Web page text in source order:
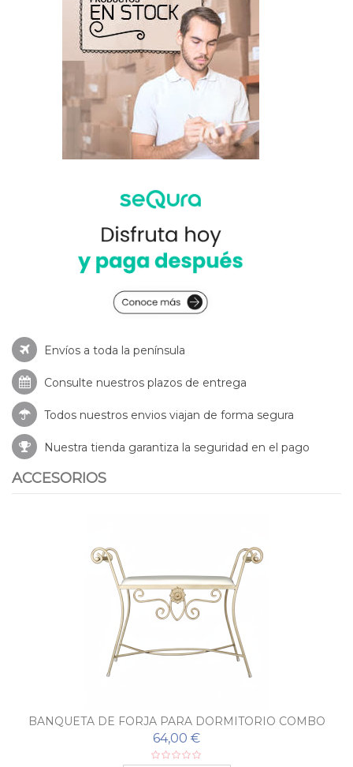
Envíos a toda la península
Consulte nuestros plazos de entrega
Todos nuestros envios viajan de forma segura
Nuestra tienda garantiza la seguridad en el pago
ACCESORIOS
BANQUETA DE FORJA PARA DORMITORIO COMBO
64,00 €